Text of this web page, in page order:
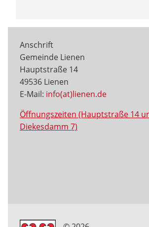
Anschrift
Gemeinde Lienen
Hauptstraße 14
49536 Lienen
E-Mail: info(at)lienen.de
Öffnungszeiten (Hauptstraße 14
Diekesdamm 7)